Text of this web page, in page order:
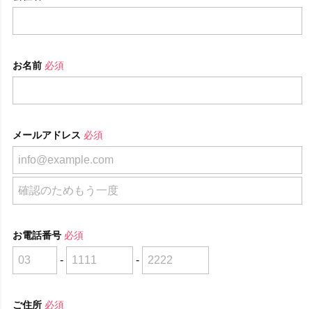
お名前 必須
メールアドレス 必須
お電話番号 必須
- -
ご住所 必須